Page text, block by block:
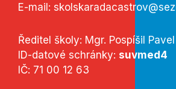
E-mail:
Ředitel školy: Mgr. Pospíšil Pavel
ID-datové schránky: suvmed4
IČ: 71 00 12 63